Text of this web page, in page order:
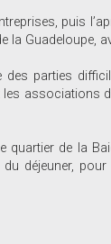
puis
la Guadeloupe,
parties
associations
quartier de la
du déjeuner,